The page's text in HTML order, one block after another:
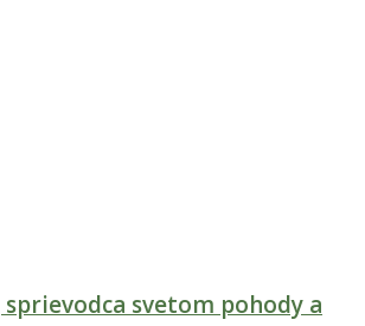
svetom pohody a